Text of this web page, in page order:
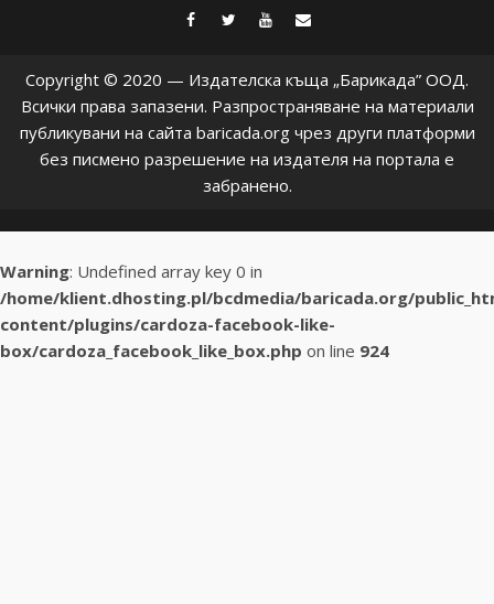
facebook
twitter
youtube
Copyright © 2020 — Издателска къща „Барикада” ООД.
Всички права запазени. Разпространяване на материали
публикувани на сайта baricada.org чрез други платформи
без писмено разрешение на издателя на портала е
забранено.
Warning: Undefined array key 0 in
/home/klient.dhosting.pl/bcdmedia/baricada.org/
content/plugins/cardoza-facebook-like-
box/cardoza_facebook_like_box.php on line 924